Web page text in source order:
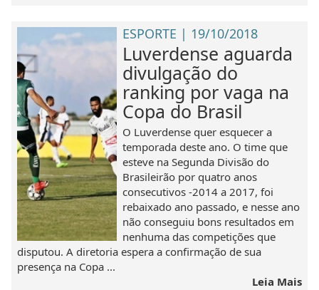
ESPORTE | 19/10/2018
Luverdense aguarda
divulgação do
ranking por vaga na
Copa do Brasil
O Luverdense quer esquecer a
temporada deste ano. O time que
esteve na Segunda Divisão do
Brasileirão por quatro anos
consecutivos -2014 a 2017, foi
rebaixado ano passado, e nesse ano
não conseguiu bons resultados em
nenhuma das competições que
disputou. A diretoria espera a confirmação de sua
presença na Copa ...
Leia Mais